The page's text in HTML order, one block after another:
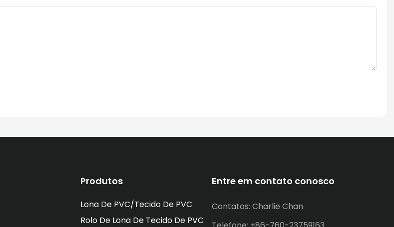
Produtos
Lona De PVC/tecido De PVC
Rolo De Lona De Tecido De PVC
Entre em contato conosco
Contatos: Charlie Chan